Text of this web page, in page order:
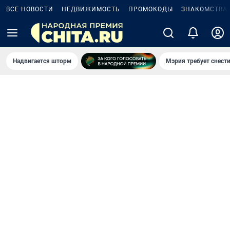
ВСЕ НОВОСТИ НЕДВИЖИМОСТЬ ПРОМОКОДЫ ЗНАКОМСТВА
Надвигается шторм Мэрия требует